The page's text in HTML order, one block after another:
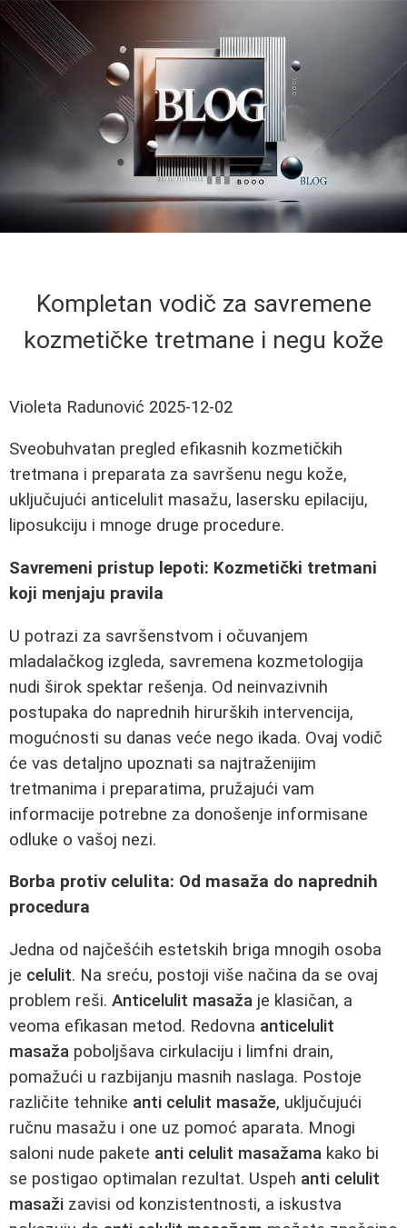
Kompletan vodič za savremene
kozmetičke tretmane i negu kože
Violeta Radunović 2025-12-02
Sveobuhvatan pregled efikasnih kozmetičkih
tretmana i preparata za savršenu negu kože,
uključujući anticelulit masažu, lasersku epilaciju,
liposukciju i mnoge druge procedure.
Savremeni pristup lepoti: Kozmetički tretmani
koji menjaju pravila
U potrazi za savršenstvom i očuvanjem
mladalačkog izgleda, savremena kozmetologija
nudi širok spektar rešenja. Od neinvazivnih
postupaka do naprednih hirurških intervencija,
mogućnosti su danas veće nego ikada. Ovaj vodič
će vas detaljno upoznati sa najtraženijim
tretmanima i preparatima, pružajući vam
informacije potrebne za donošenje informisane
odluke o vašoj nezi.
Borba protiv celulita: Od masaža do naprednih
procedura
Jedna od najčešćih estetskih briga mnogih osoba
je celulit. Na sreću, postoji više načina da se ovaj
problem reši. Anticelulit masaža je klasičan, a
veoma efikasan metod. Redovna anticelulit
masaža poboljšava cirkulaciju i limfni drain,
pomažući u razbijanju masnih naslaga. Postoje
različite tehnike anti celulit masaže, uključujući
ručnu masažu i one uz pomoć aparata. Mnogi
saloni nude pakete anti celulit masažama kako bi
se postigao optimalan rezultat. Uspeh anti celulit
masaži zavisi od konzistentnosti, a iskustva